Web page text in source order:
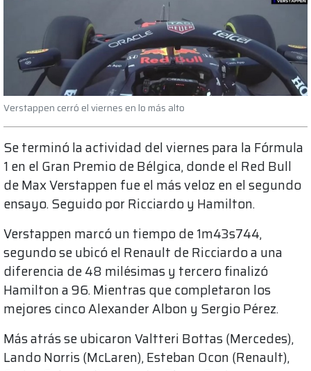
Verstappen cerró el viernes en lo más alto
Se terminó la actividad del viernes para la Fórmula
1 en el Gran Premio de Bélgica, donde el Red Bull
de Max Verstappen fue el más veloz en el segundo
ensayo. Seguido por Ricciardo y Hamilton.
Verstappen marcó un tiempo de 1m43s744,
segundo se ubicó el Renault de Ricciardo a una
diferencia de 48 milésimas y tercero finalizó
Hamilton a 96. Mientras que completaron los
mejores cinco Alexander Albon y Sergio Pérez.
Más atrás se ubicaron Valtteri Bottas (Mercedes),
Lando Norris (McLaren), Esteban Ocon (Renault),